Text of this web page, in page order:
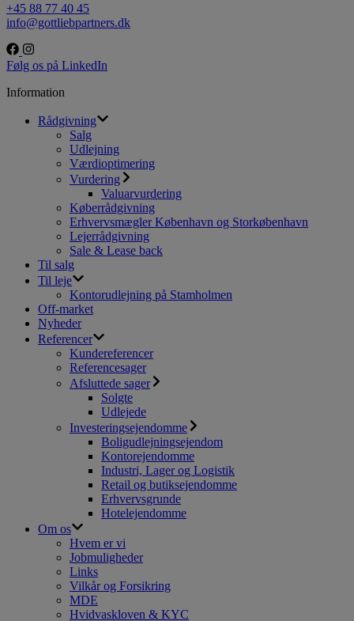
+45 88 77 40 45
info@gottliebpartners.dk
Følg os på LinkedIn
Information
Rådgivning
Salg
Udlejning
Værdioptimering
Vurdering
Valuarvurdering
Køberrådgivning
Erhvervsmægler København og Storkøbenhavn
Lejerrådgivning
Sale & Lease back
Til salg
Til leje
Kontorudlejning på Stamholmen
Off-market
Nyheder
Referencer
Kundereferencer
Referencesager
Afsluttede sager
Solgte
Udlejede
Investeringsejendomme
Boligudlejningsejendom
Kontorejendomme
Industri, Lager og Logistik
Retail og butiksejendomme
Erhvervsgrunde
Hotelejendomme
Om os
Hvem er vi
Jobmuligheder
Links
Vilkår og Forsikring
MDE
Hvidvaskloven & KYC